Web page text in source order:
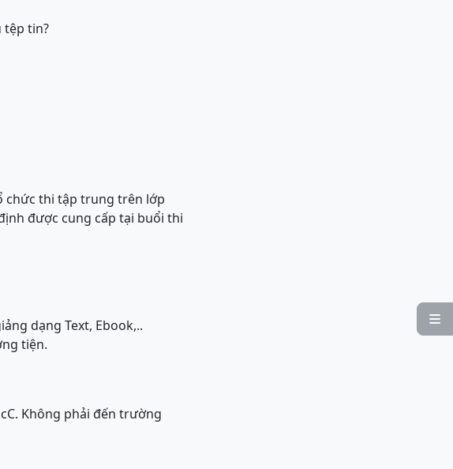

tệp tin?
chức thi tập trung trên lớp
được cung cấp tại buổi thi
dạng Text, Ebook,..
tiện.
C. Không phải đến trường